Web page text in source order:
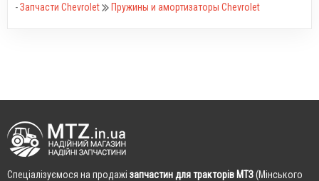
-Запчасти Chevrolet Пружины и амортизаторы Chevrolet
Cпеціалізуємося на продажі запчастин для тракторів МТЗ(Мінського